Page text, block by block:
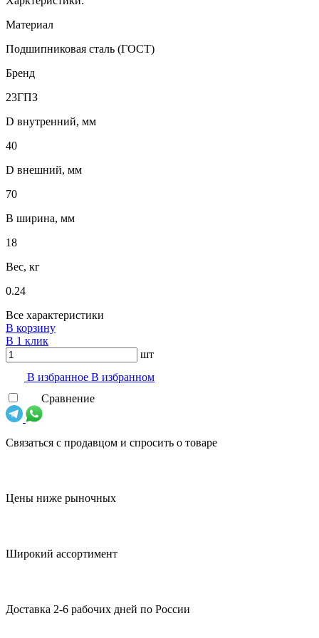
Материал
Подшипниковая сталь (ГОСТ)
Бренд
23ГПЗ
D внутренний, мм
40
D внешний, мм
70
B ширина, мм
18
Вес, кг
0.24
Все характеристики
В корзину
В 1 клик
шт
В избранноe В избранном
Сравнение
Связаться с продавцом и спросить о товаре
Цены ниже рыночных
Широкий ассортимент
Доставка 2-6 рабочих дней по России